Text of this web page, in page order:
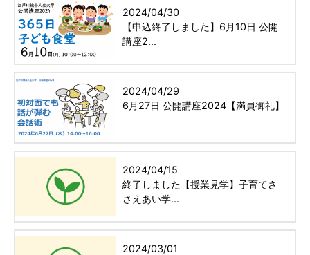
2024/04/30
【申込終了しました】6月10日 公開
講座2...
2024/04/29
6月27日 公開講座2024【満員御礼】
2024/04/15
終了しました【授業見学】子育てさ
さえあい学...
2024/03/01